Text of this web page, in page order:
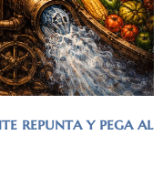
repunta y pega al